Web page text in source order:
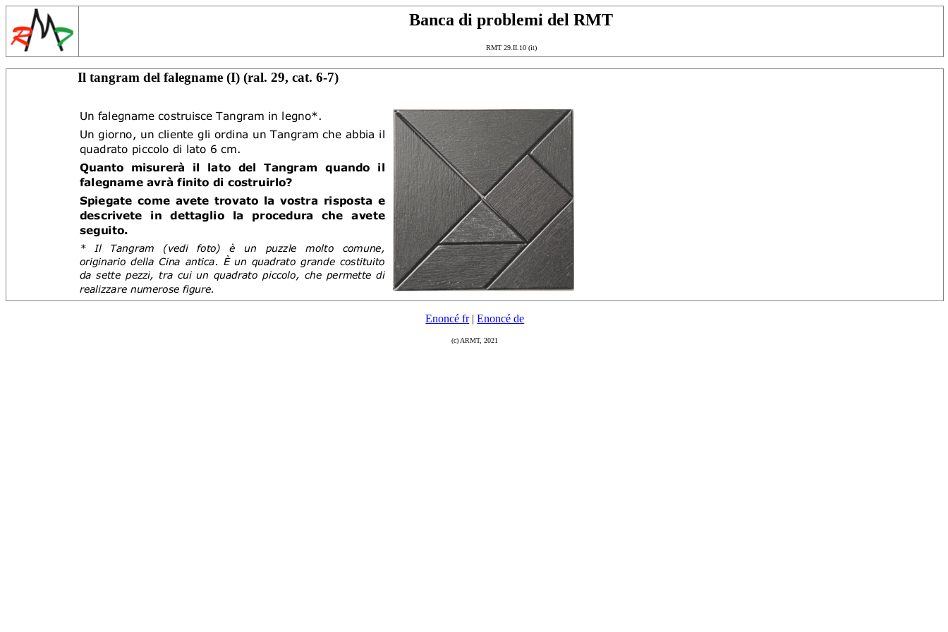
Banca di problemi del RMT
RMT 29.II.10 (it)
Il tangram del falegname (I) (ral. 29, cat. 6-7)
Enoncé fr|Enoncé de
(c) ARMT, 2021